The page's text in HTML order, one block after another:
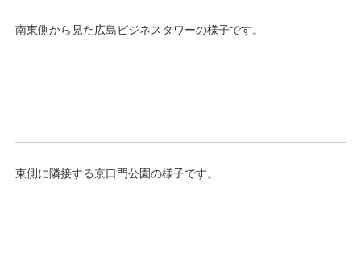
南東側から見た広島ビジネスタワーの様子です。
東側に隣接する京口門公園の様子です。